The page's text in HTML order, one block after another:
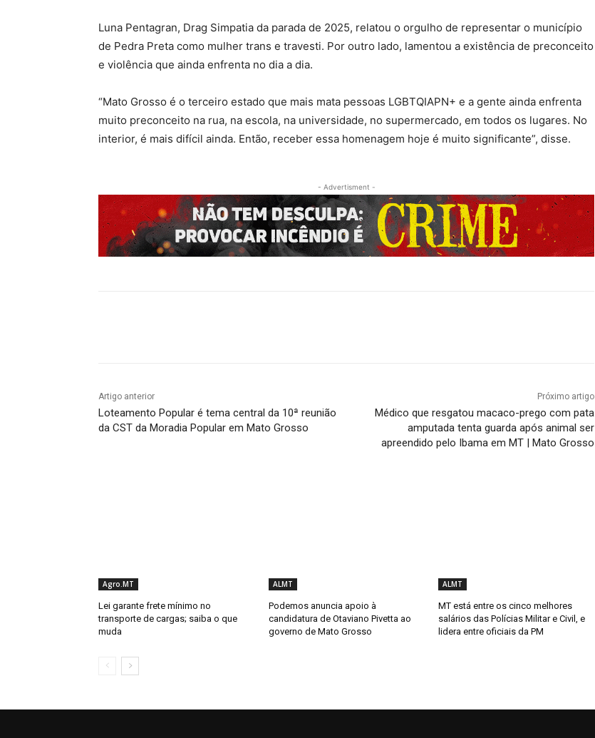
Luna Pentagran, Drag Simpatia da parada de 2025, relatou o orgulho de representar o município
de Pedra Preta como mulher trans e travesti. Por outro lado, lamentou a existência de preconceito
e violência que ainda enfrenta no dia a dia.
“Mato Grosso é o terceiro estado que mais mata pessoas LGBTQIAPN+ e a gente ainda enfrenta
muito preconceito na rua, na escola, na universidade, no supermercado, em todos os lugares. No
interior, é mais difícil ainda. Então, receber essa homenagem hoje é muito significante”, disse.
- Advertisment -
Artigo anterior
Loteamento Popular é tema central da 10ª reunião
da CST da Moradia Popular em Mato Grosso
Próximo artigo
Médico que resgatou macaco-prego com pata
amputada tenta guarda após animal ser
apreendido pelo Ibama em MT | Mato Grosso
Agro.MT
Lei garante frete mínimo no
transporte de cargas; saiba o que
muda
ALMT
Podemos anuncia apoio à
candidatura de Otaviano Pivetta ao
governo de Mato Grosso
ALMT
MT está entre os cinco melhores
salários das Polícias Militar e Civil, e
lidera entre oficiais da PM